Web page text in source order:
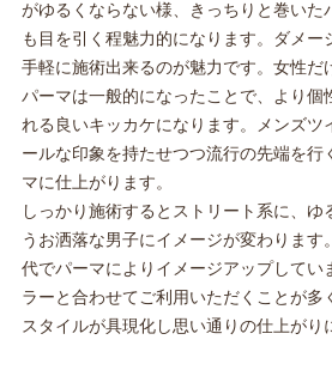
がゆるくならない様、きっちりと巻いた
も目を引く程魅力的になります。ダメー
手軽に施術出来るのが魅力です。女性だ
パーマは一般的になったことで、より個
れる良いキッカケになります。メンズツ
ールな印象を持たせつつ流行の先端を行
マに仕上がります。
しっかり施術するとストリート系に、ゆ
うお洒落な男子にイメージが変わります
代でパーマによりイメージアップしてい
ラーと合わせてご利用いただくことが多
スタイルが具現化し思い通りの仕上がり